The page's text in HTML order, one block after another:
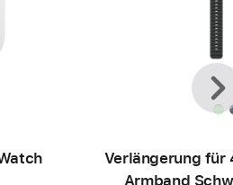
Verlängerung für
Armband